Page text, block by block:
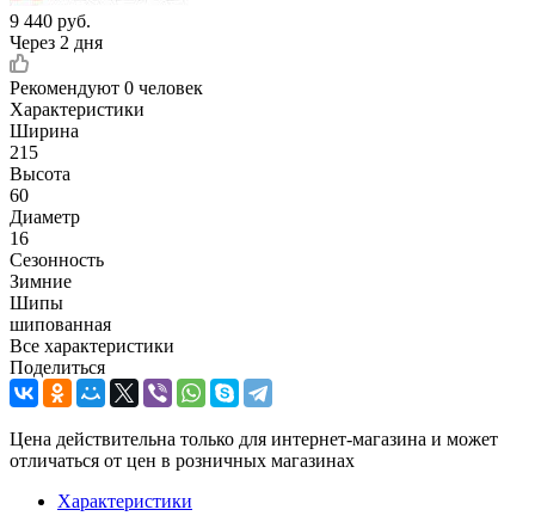
9 440 руб.
Через 2 дня
Рекомендуют 0 человек
Характеристики
Ширина
215
Высота
60
Диаметр
16
Сезонность
Зимние
Шипы
шипованная
Все характеристики
Поделиться
Цена действительна только для интернет-магазина и может
отличаться от цен в розничных магазинах
Характеристики